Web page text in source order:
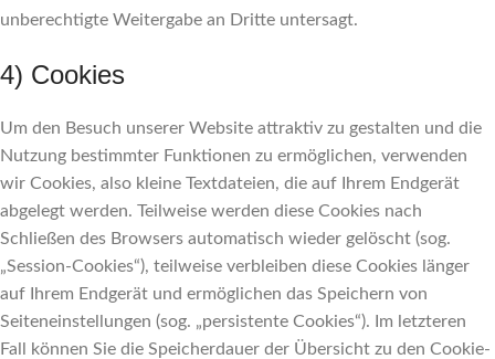
unberechtigte Weitergabe an Dritte untersagt.
4) Cookies
Um den Besuch unserer Website attraktiv zu gestalten und die
Nutzung bestimmter Funktionen zu ermöglichen, verwenden
wir Cookies, also kleine Textdateien, die auf Ihrem Endgerät
abgelegt werden. Teilweise werden diese Cookies nach
Schließen des Browsers automatisch wieder gelöscht (sog.
„Session-Cookies“), teilweise verbleiben diese Cookies länger
auf Ihrem Endgerät und ermöglichen das Speichern von
Seiteneinstellungen (sog. „persistente Cookies“). Im letzteren
Fall können Sie die Speicherdauer der Übersicht zu den Cookie-